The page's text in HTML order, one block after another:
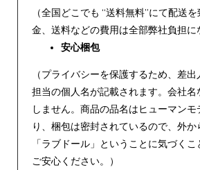
（全国どこでも “送料無料”にて配送
金、送料などの費用は全部弊社負担に
安心梱包
（プライバシーを保護するため、差
担当の個人名が記載されます。会社名
しません。商品の品名はヒューマンモ
り、梱包は密封されているので、外か
「ラブドール」ということに気づくこ
ご安心ください。）